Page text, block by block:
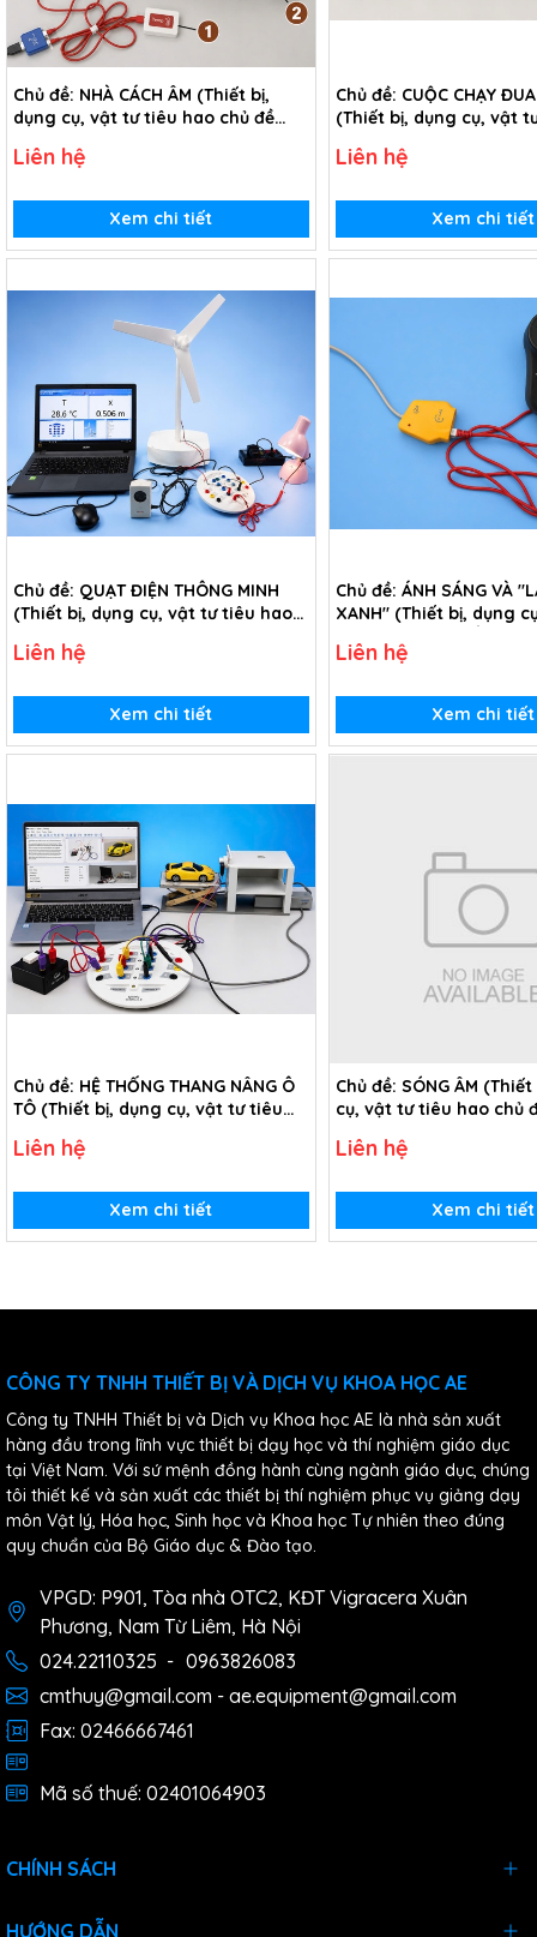
Chủ đề: NHÀ CÁCH ÂM (Thiết bị,
dụng cụ, vật tư tiêu hao chủ đề
Liên hệ
Xem chi tiết
Chủ đề: CUỘC CHẠY
(Thiết bị, dụng cụ, vật
màu - lớp 7)
Liên hệ
Xem chi tiết
Chủ đề: QUẠT ĐIỆN THÔNG MINH
(Thiết bị, dụng cụ, vật tư tiêu hao
6)
Liên hệ
Xem chi tiết
Chủ đề: ÁNH SÁNG VÀ
XANH" (Thiết bị, dụng
phổi xanh" - lớp 6)
Liên hệ
Xem chi tiết
Chủ đề: HỆ THỐNG THANG NÂNG Ô
TÔ (Thiết bị, dụng cụ, vật tư tiêu
ô tô - Lớp 12)
Liên hệ
Xem chi tiết
Chủ đề: SÓNG ÂM
cụ, vật tư tiêu hao chủ
Liên hệ
Xem chi tiết
CÔNG TY TNHH THIẾT BỊ VÀ DỊCH VỤ KHOA HỌC AE
Công ty TNHH Thiết bị và Dịch vụ Khoa học AE là nhà sản xuất
hàng đầu trong lĩnh vực thiết bị dạy học và thí nghiệm giáo dục
tại Việt Nam. Với sứ mệnh đồng hành cùng ngành giáo dục, chúng
tôi thiết kế và sản xuất các thiết bị thí nghiệm phục vụ giảng dạy
môn Vật lý, Hóa học, Sinh học và Khoa học Tự nhiên theo đúng
quy chuẩn của Bộ Giáo dục & Đào tạo.
VPGD: P901, Tòa nhà OTC2, KĐT Vigracera Xuân
Phương, Nam Từ Liêm, Hà Nội
024.22110325 - 0963826083
cmthuy@gmail.com - ae.equipment@gmail.com
Fax: 02466667461
Mã số thuế: 02401064903
CHÍNH SÁCH
HƯỚNG DẪN